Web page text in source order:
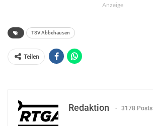
Anzeige
TSV Abbehausen
Teilen
Redaktion 3178 Posts